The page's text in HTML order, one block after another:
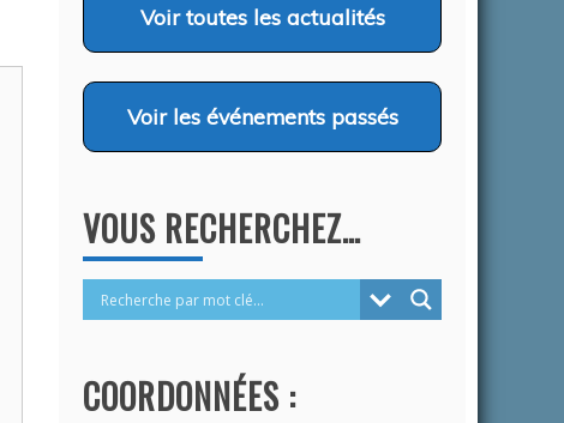
Voirtoutes les actualités
Voir les événements passés
VOUS RECHERCHEZ…
COORDONNÉES :